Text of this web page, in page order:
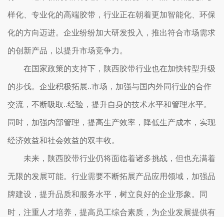
样化、专业化的高端胶带，行业正在朝着更加智能化、环保
化的方向迈进。企业纷纷加大研发投入，推出符合市场需求
的创新产品，以提升市场竞争力。
在国家政策的支持下，陕西胶带行业也在加快转型升级
的步伐。企业积极拓展..市场，加强与国内外同行业的合作
交流，不断吸取..经验，提升自身的技术水平和管理水平。
同时，加强内部管理，提高生产效率，降低生产成本，实现
经济效益和社会效益的双丰收。
未来，陕西胶带行业仍将面临着诸多挑战，但也充满着
无限的发展可能。行业需要不断拓展产品应用领域，加强品
牌建设，提升品质和服务水平，树立良好的企业形象。同
时，注重人才培养，提高员工综合素质，为企业发展提供有